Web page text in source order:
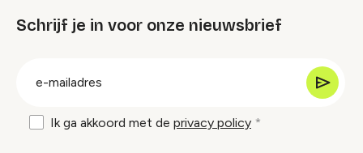
Schrijf je in voor onze nieuwsbrief
Ik ga akkoord met de privacy policy